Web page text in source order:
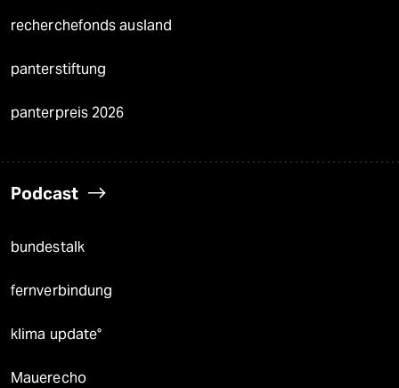
recherchefonds ausland
panterstiftung
panterpreis 2026
Podcast
bundestalk
fernverbindung
klima update°
Mauerecho